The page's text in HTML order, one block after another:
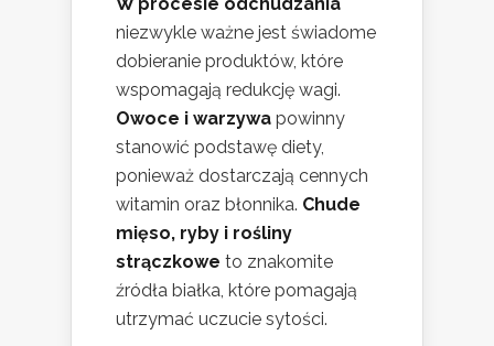
niezwykle ważne jest świadome
dobieranie produktów, które
wspomagają redukcję wagi.
Owoce i warzywa powinny
stanowić podstawę diety,
ponieważ dostarczają cennych
witamin oraz błonnika. Chude
mięso, ryby i rośliny
strączkowe to znakomite
źródła białka, które pomagają
utrzymać uczucie sytości.